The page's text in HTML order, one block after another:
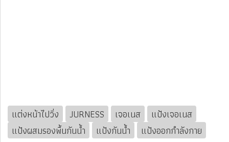
แต่งหน้าไปวิ่ง JURNESS เจอเนส
แป้งเจอเนส
แป้งผสมรองพื้นกันน้ำ
แป้งกันน้ำ แป้งออกกำลังกาย